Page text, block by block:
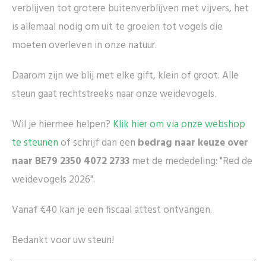
verblijven tot grotere buitenverblijven met vijvers, het
is allemaal nodig om uit te groeien tot vogels die
moeten overleven in onze natuur.
Daarom zijn we blij met elke gift, klein of groot. Alle
steun gaat rechtstreeks naar onze weidevogels.
Wil je hiermee helpen? Klik hier om via onze webshop
te steunenof schrijf dan een bedrag naar keuze over
naar BE79 2350 4072 2733met de mededeling: "Red de
weidevogels 2026".
Vanaf €40 kan je een fiscaal attest ontvangen.
Bedankt voor uw steun!